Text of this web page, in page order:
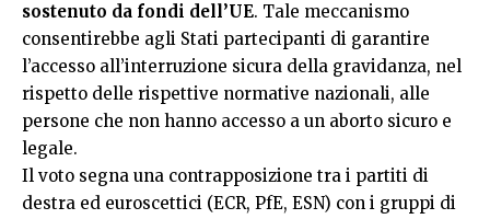
sostenuto da fondi dell’UE. Tale meccanismo
consentirebbe agli Stati partecipanti di garantire
l’accesso all’interruzione sicura della gravidanza, nel
rispetto delle rispettive normative nazionali, alle
persone che non hanno accesso a un aborto sicuro e
legale.
Il voto segna una contrapposizione tra i partiti di
destra ed euroscettici (ECR, PfE, ESN) con i gruppi di